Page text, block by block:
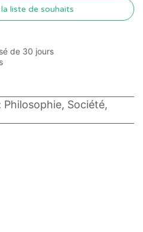
liste de souhaits
de 30 jours
Philosophie, Société,